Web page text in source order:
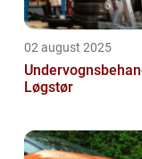
02 august 2025
Løgstør